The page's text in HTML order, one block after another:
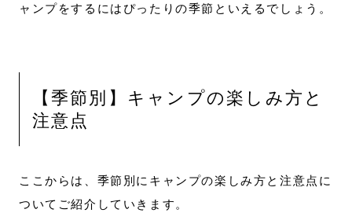
ャンプをするにはぴったりの季節といえるでしょう。
【季節別】キャンプの楽しみ方と
注意点
ここからは、季節別にキャンプの楽しみ方と注意点に
ついてご紹介していきます。